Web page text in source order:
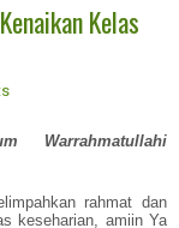
Kelas
Warrahmatullahi
rahmat dan
keseharian, amiin Ya